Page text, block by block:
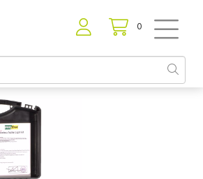
0